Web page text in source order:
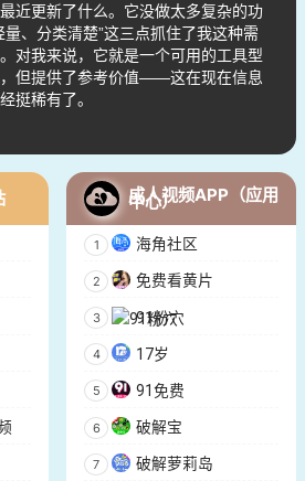
近更新了什么。它没做太多复杂的功
、分类清楚”这三点抓住了我这种需
对我来说，它就是一个可用的工具型
但提供了参考价值——这在现在信息
挺稀有了。
成人视频APP（应用
中心）
海角社区
免费看黄片
91粉穴
17岁
91免费
破解宝
破解萝莉岛